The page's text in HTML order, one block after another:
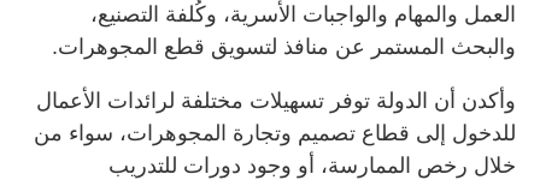
العمل والمهام والواجبات الأسرية، وكُلفة التصنيع،
والبحث المستمر عن منافذ لتسويق قطع المجوهرات.
وأكدن أن الدولة توفر تسهيلات مختلفة لرائدات الأعمال
للدخول إلى قطاع تصميم وتجارة المجوهرات، سواء من
خلال رخص الممارسة، أو وجود دورات للتدريب